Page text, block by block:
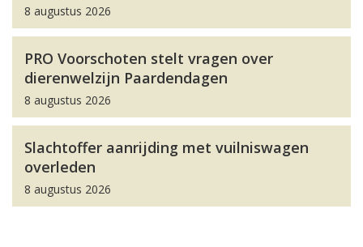
8 augustus 2026
PRO Voorschoten stelt vragen over
dierenwelzijn Paardendagen
8 augustus 2026
Slachtoffer aanrijding met vuilniswagen
overleden
8 augustus 2026